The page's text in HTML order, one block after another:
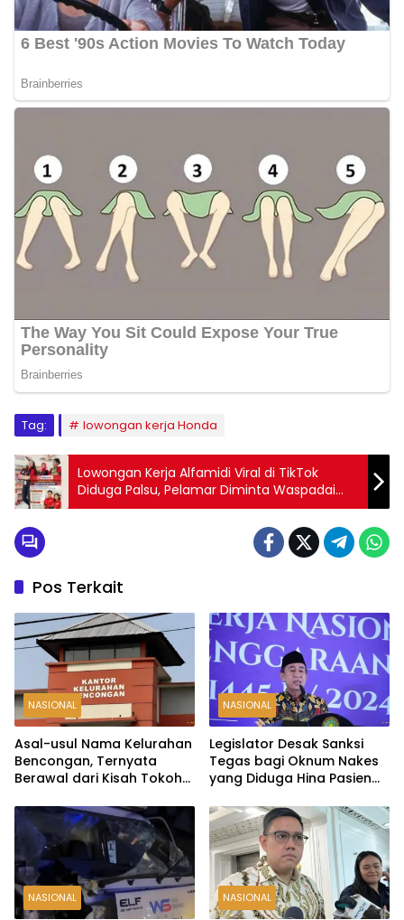
Tag: lowongan kerja Honda
Lowongan Kerja Alfamidi Viral di TikTok
Diduga Palsu, Pelamar Diminta Waspadai
Pengumpulan Data Pribadi
Pos Terkait
NASIONAL
Asal-usul Nama Kelurahan
Bencongan, Ternyata
Berawal dari Kisah Tokoh
NASIONAL
Legislator Desak Sanksi
Tegas bagi Oknum Nakes
yang Diduga Hina Pasien
NASIONAL NASIONAL